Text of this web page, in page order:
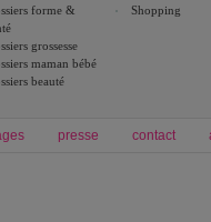
forme &
grossesse
maman bébé
beauté
Shopping
presse contact